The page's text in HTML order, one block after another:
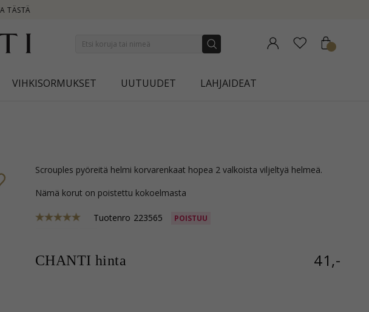
VIHKISORMUKSET UUTUUDET LAHJAIDEAT
Scrouples pyöreitä helmi korvarenkaat hopea 2 valkoista viljeltyä helmeä.
Nämä korut on poistettu kokoelmasta
Tuotenro 223565 POISTUU
CHANTI hinta 41,-